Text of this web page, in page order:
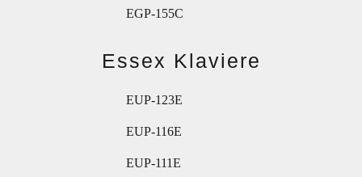
EGP-155C
Essex Klaviere
EUP-123E
EUP-116E
EUP-111E